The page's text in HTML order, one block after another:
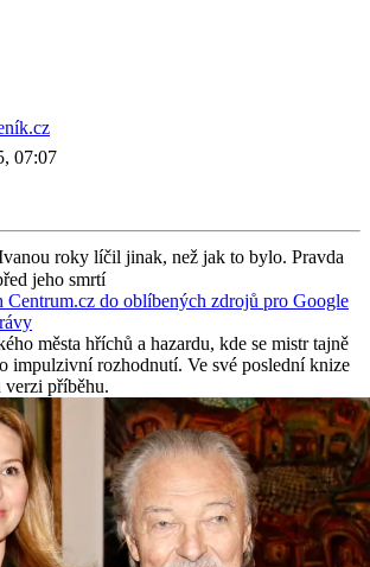
07:07
roky líčil jinak, než jak to bylo. Pravda
jeho smrtí
Centrum.cz do oblíbených zdrojů pro Google
města hříchů a hazardu, kde se mistr tajně
impulzivní rozhodnutí. Ve své poslední knize
verzi příběhu.